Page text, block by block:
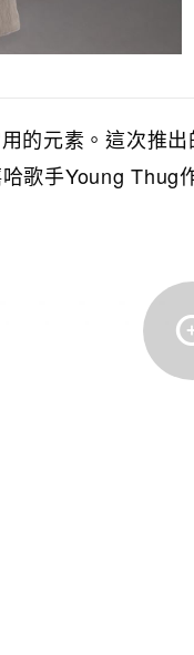
的元素。這次推出
歌手Young Thug